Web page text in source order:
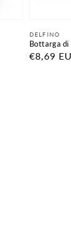
Fornitore:
DELFINO
Bottarga
Prezzo
€8,69